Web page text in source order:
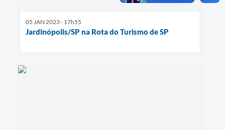
05 JAN 2023 - 17h55
Jardinópolis/SP na Rota do Turismo de SP